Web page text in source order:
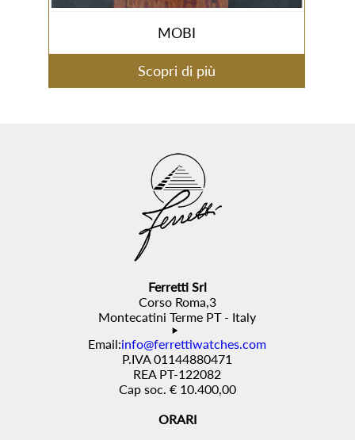
MOBI
Scopri di più
Ferretti Srl
Corso Roma,3
Montecatini Terme PT - Italy
Email:info@ferrettiwatches.com
P.IVA 01144880471
REA PT-122082
Cap soc. € 10.400,00
ORARI